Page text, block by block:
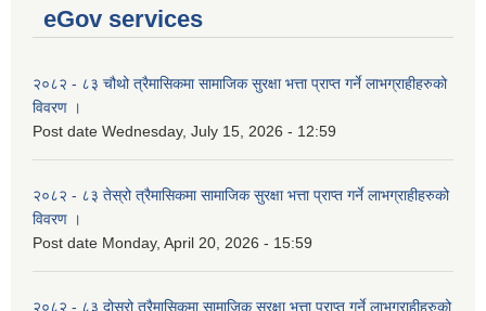
eGov services
२०८२ - ८३ चौथो त्रैमासिकमा सामाजिक सुरक्षा भत्ता प्राप्त गर्ने लाभग्राहीहरुको
विवरण ।
Post date Wednesday, July 15, 2026 - 12:59
२०८२ - ८३ तेस्रो त्रैमासिकमा सामाजिक सुरक्षा भत्ता प्राप्त गर्ने लाभग्राहीहरुको
विवरण ।
Post date Monday, April 20, 2026 - 15:59
२०८२ - ८३ दोस्रो त्रैमासिकमा सामाजिक सुरक्षा भत्ता प्राप्त गर्ने लाभग्राहीहरुको